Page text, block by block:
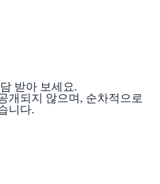
받아 보세요.
개되지 않으며, 순차적으로
니다.